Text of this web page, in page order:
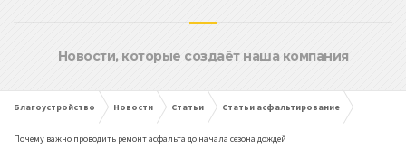
Новости, которые создаёт наша компания
Благоустройство Новости Статьи Статьи асфальтирование
Почему важно проводить ремонт асфальта до начала сезона дождей